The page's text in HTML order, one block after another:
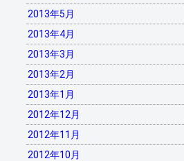
2013年5月
2013年4月
2013年3月
2013年2月
2013年1月
2012年12月
2012年11月
2012年10月